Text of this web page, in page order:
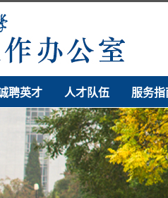
聘英才 人才队伍 服务指